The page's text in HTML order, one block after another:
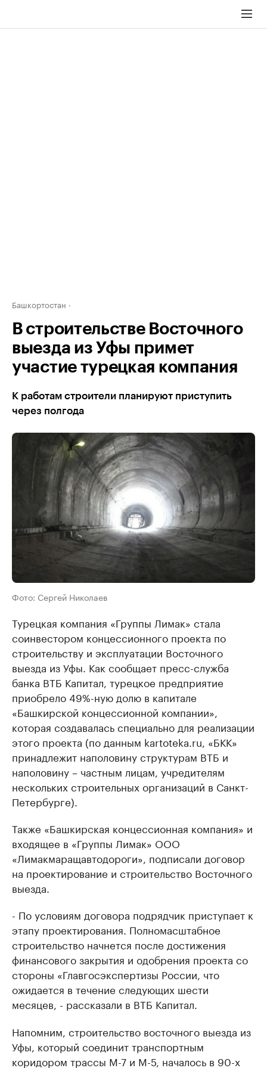
Башкортостан
В строительстве Восточного
выезда из Уфы примет
участие турецкая компания
К работам строители планируют приступить
через полгода
Фото: Сергей Николаев
Турецкая компания «Группы Лимак» стала
соинвестором концессионного проекта по
строительству и эксплуатации Восточного
выезда из Уфы. Как сообщает пресс-служба
банка ВТБ Капитал, турецкое предприятие
приобрело 49%-ную долю в капитале
«Башкирской концессионной компании»,
которая создавалась специально для реализации
этого проекта (по данным kartoteka.ru, «БКК»
принадлежит наполовину структурам ВТБ и
наполовину – частным лицам, учредителям
нескольких строительных организаций в Санкт-
Петербурге).
Также «Башкирская концессионная компания» и
входящее в «Группы Лимак» ООО
«Лимакмаращавтодороги», подписали договор
на проектирование и строительство Восточного
выезда.
- По условиям договора подрядчик приступает к
этапу проектирования. Полномасштабное
строительство начнется после достижения
финансового закрытия и одобрения проекта со
стороны «Главгосэкспертизы России, что
ожидается в течение следующих шести
месяцев, - рассказали в ВТБ Капитал.
Напомним, строительство восточного выезда из
Уфы, который соединит транспортным
коридором трассы М-7 и М-5, началось в 90-х